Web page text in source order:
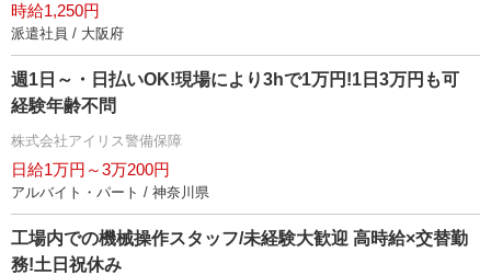
時給1,250円
派遣社員 / 大阪府
週1日～・日払いOK!現場により3hで1万円!1日3万円も可
経験年齢不問
株式会社アイリス警備保障
日給1万円～3万200円
アルバイト・パート / 神奈川県
工場内での機械操作スタッフ/未経験大歓迎 高時給×交替勤
務!土日祝休み